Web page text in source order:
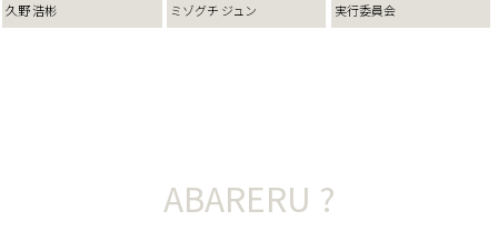
久野 浩彬 ミゾグチ ジュン 実行委員会
ABARERU ?